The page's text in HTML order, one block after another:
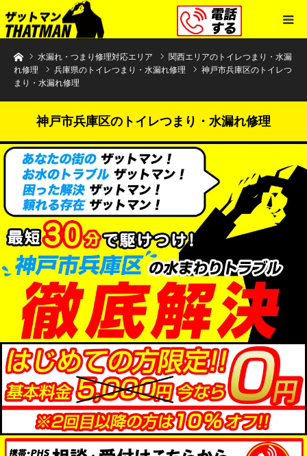
水まわりトラブル解決のザットマン
水漏れ・つまり修理対応エリア
関西エリアのトイレつまり・水漏
れ修理
兵庫県のトイレつまり・水漏れ修理
神戸市兵庫区のトイレつ
まり・水漏れ修理
神戸市兵庫区のトイレつまり・水漏れ修理